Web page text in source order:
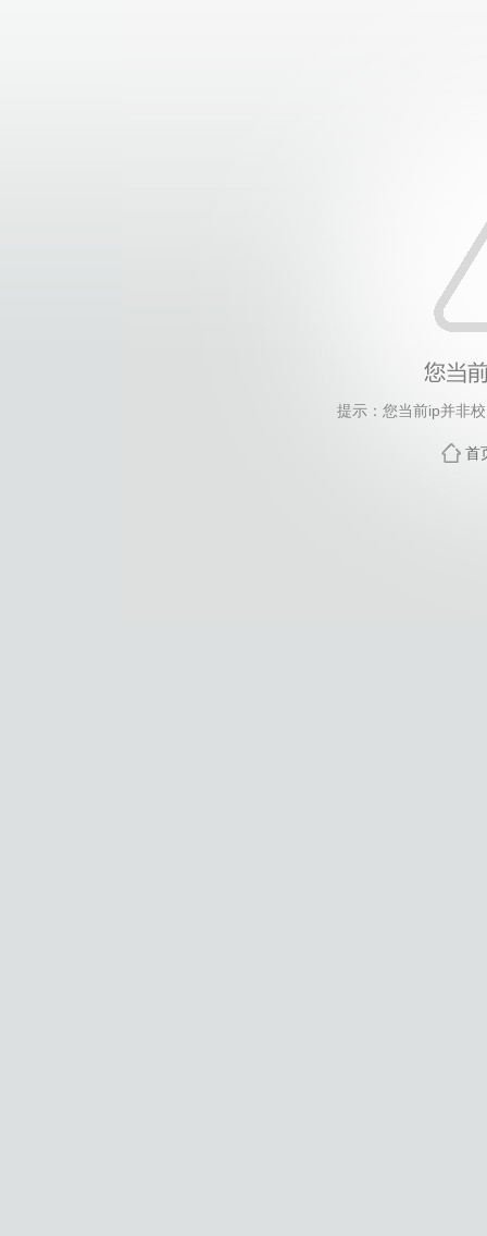
提示：您当前ip并非
首